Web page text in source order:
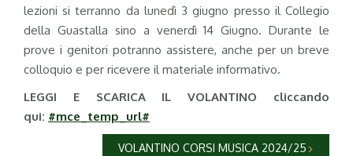
lezioni si terranno da lunedì 3 giugno presso il Collegio
della Guastalla sino a venerdì 14 Giugno. Durante le
prove i genitori potranno assistere, anche per un breve
colloquio e per ricevere il materiale informativo.
LEGGI E SCARICA IL VOLANTINO cliccando
qui: #mce_temp_url#
VOLANTINO CORSI MUSICA 2024/25